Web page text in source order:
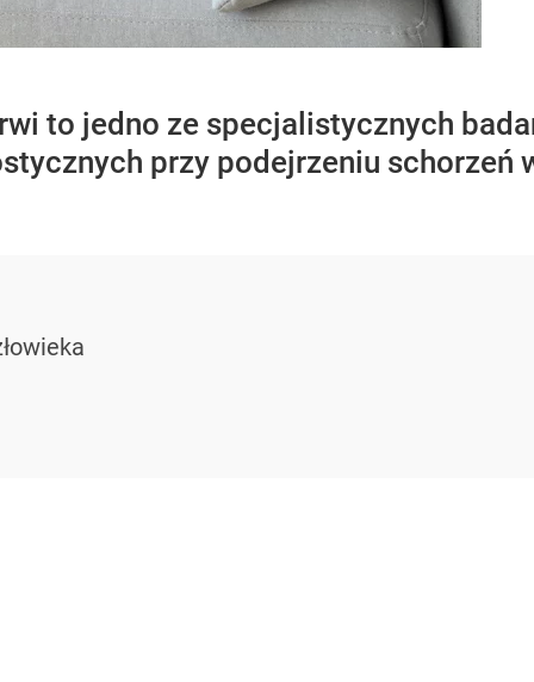
to jedno ze specjalistycznych
przy podejrzeniu schorzeń